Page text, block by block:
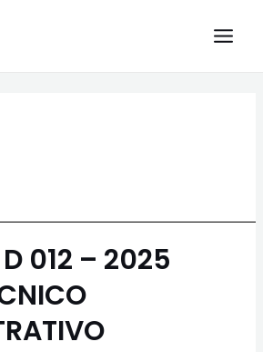
Aberta
012 – 2025